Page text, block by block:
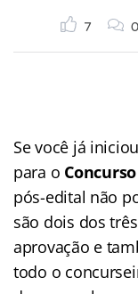
7 0
Se você já
para o Concurso
pós-edital não
são dois dos
aprovação e
todo o